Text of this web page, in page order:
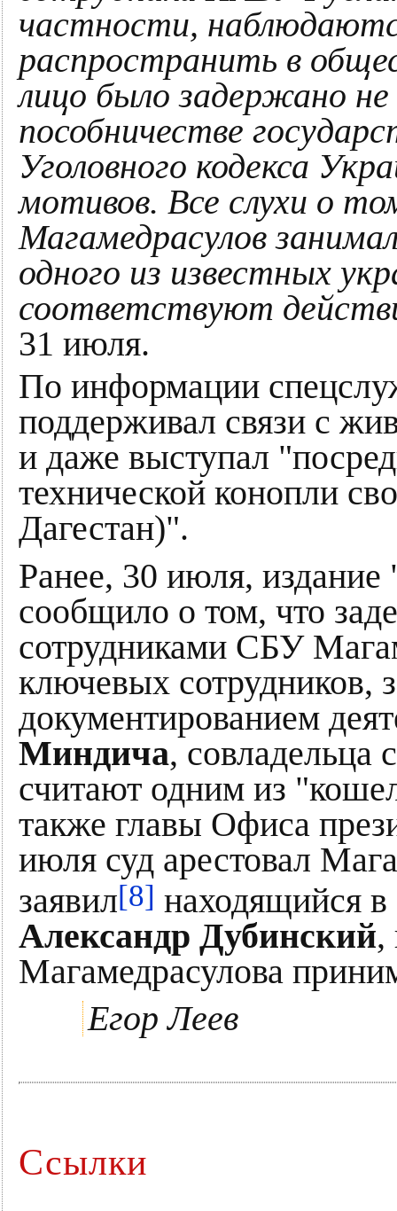
частности,
распространить в
лицо было задержано
пособничестве
Уголовного кодекса
мотивов. Все слухи о
Магамедрасулов
одного из известных
соответствуют
31 июля.
По информации
поддерживал связи с
и даже выступал
технической конопли
Дагестан)".
Ранее, 30 июля, издание
сообщило о том, что
сотрудниками СБУ
ключевых сотрудников,
документированием
Миндича, совладельца
считают одним из
также главы Офиса
июля суд арестовал
заявил[8] находящийся
Александр Дубинский,
Магамедрасулова
Егор Леев
Ссылки